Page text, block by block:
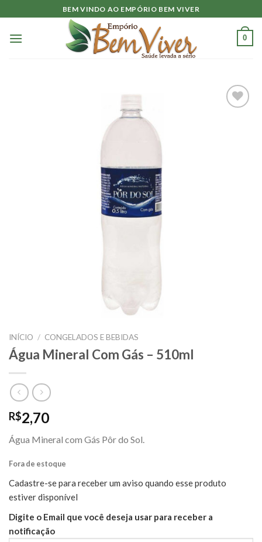
to
content
BEM VINDO AO EMPÓRIO BEM VIVER
0
INÍCIO / CONGELADOS E BEBIDAS
Água Mineral Com Gás – 510ml
R$2,70
Água Mineral com Gás Pôr do Sol.
Fora de estoque
Cadastre-se para receber um aviso quando esse produto
estiver disponível
Digite o Email que você deseja usar para receber a
notificação